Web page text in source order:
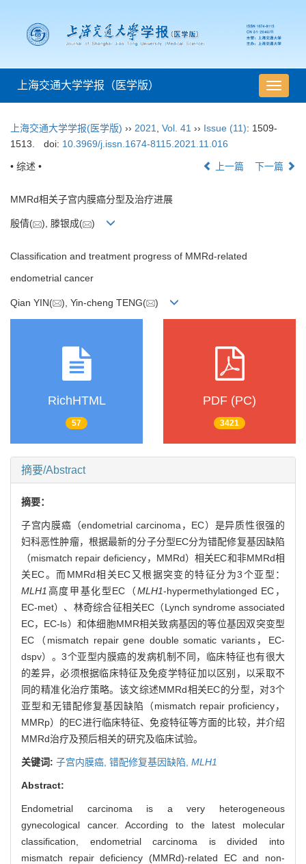
导
航
上海交通大学学报（医学版）
上海交通大学学报(医学版) ›› 2021 Vol. 41 ›› Issue (11): 1509-
1513.
doi: 10.3969/j.issn.1674-8115.2021.11.016
• 综述 • 上一篇 下一篇
MMRd相关子宫内膜癌分型及治疗进展
殷倩( ), 滕银成( )
Classification and treatment progress of MMRd-related
endometrial cancer
Qian YIN( ), Yin-cheng TENG( )
RichHTML
57
PDF (PC)
3421
摘要/Abstract
摘要：
子宫内膜癌（endometrial carcinoma，EC）是异质性很强的
妇科恶性肿瘤，根据最新的分子分型EC分为错配修复基因缺陷
（mismatch repair deficiency，MMRd）相关EC和非MMRd相
关EC。而MMRd相关EC又根据突变的特征分为3个亚型：
MLH1 高度甲基化型EC（MLH1-hypermethylationged EC，
EC-met）、林奇综合征相关EC（Lynch syndrome associated
EC，EC-ls）和体细胞MMR相关致病基因的等位基因双突变型
EC（mismatch repair gene double somatic variants，EC-
dspv）。3个亚型内膜癌的发病机制不同，临床特征也有很大
的差异，必须根据临床特征及免疫学特征加以区别，以采取不
同的精准化治疗策略。该文综述MMRd相关EC的分型，对3个
亚型和无错配修复基因缺陷（mismatch repair proficiency，
MMRp）的EC进行临床特征、免疫特征等方面的比较，并介绍
MMRd治疗及预后相关的研究及临床试验。
关键词: 子宫内膜癌, 错配修复基因缺陷, MLH1
Abstract:
Endometrial carcinoma is a very heterogeneous
gynecological cancer. According to the latest molecular
classification, endometrial carcinoma is divided into
mismatch repair deficiency (MMRd)-related EC and non-